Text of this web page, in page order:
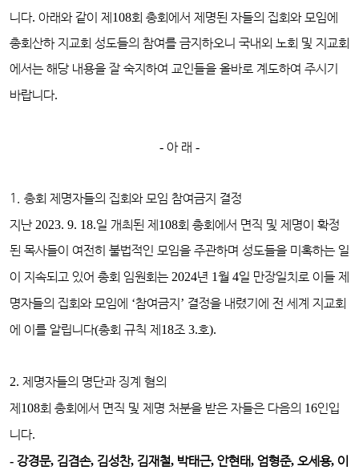
니다. 아래와 같이 제 108회 총회에서 제명된 자들의 집회와 모임에
총회산하 지교회 성도들의 참여를 금지하오니 국내외 노회 및 지교회
에서는 해당 내용을 잘 숙지하여 교인들을 올바로 계도하여 주시기
바랍니다.
- 아 래 -
1. 총회 제명자들의 집회와 모임 참여금지 결정
지난 2023. 9. 18.일 개최된 제 108회 총회에서 면직 및 제명이 확정
된 목사들이 여전히 불법적인 모임을 주관하며 성도들을 미혹하는 일
이 지속되고 있어 총회 임원회는 2024년 1월 4일 만장일치로 이들 제
명자들의 집회와 모임에 ‘참여금지 ’ 결정을 내렸기에 전 세계 지교회
에 이를 알립니다(총회 규칙 제 18조 3.호).
2. 제명자들의 명단과 징계 혐의
제 108회 총회에서 면직 및 제명 처분을 받은 자들은 다음의 16인입
니다.
- 강경문, 김겸손, 김성찬, 김재철, 박태근, 안현태, 엄형준, 오세용, 이